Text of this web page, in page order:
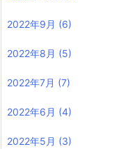
2022年9月 (6)
2022年8月 (5)
2022年7月 (7)
2022年6月 (4)
2022年5月 (3)